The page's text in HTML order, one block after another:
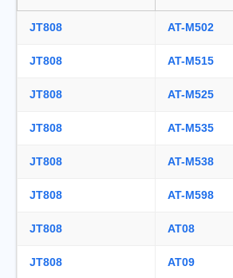
JT808 AT-M502
JT808 AT-M515
JT808 AT-M525
JT808 AT-M535
JT808 AT-M538
JT808 AT-M598
JT808 AT08
JT808 AT09